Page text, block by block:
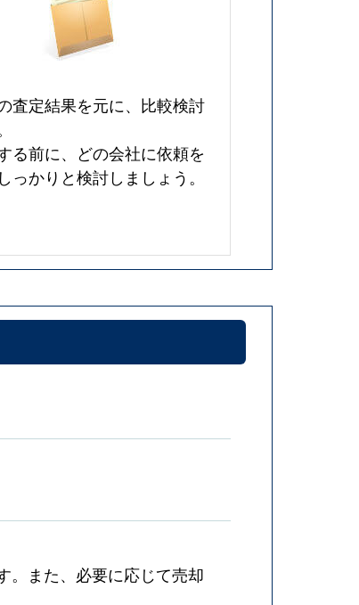
査定結果を元に、比較検討
る前に、どの会社に依頼を
っかりと検討しましょう。
。また、必要に応じて売却